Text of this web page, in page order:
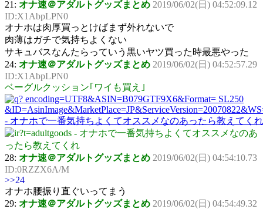
21: オナ速＠アダルトグッズまとめ 2019/06/02(日) 04:52:09.12
ID:X1AbpLPN0
オナホは肉厚買っとけばまず外れないで
肉薄はガチで気持ちよくない
サキュバスなんたらっていう黒いヤツ買った時最悪やった
24: オナ速＠アダルトグッズまとめ 2019/06/02(日) 04:52:57.29
ID:X1AbpLPN0
ベーグルクッション｢ワイも買え｣
28: オナ速＠アダルトグッズまとめ 2019/06/02(日) 04:54:10.73
ID:0RZZX6A/M
>>24
オナホ腰振り直ぐいってまう
29: オナ速＠アダルトグッズまとめ 2019/06/02(日) 04:54:49.32